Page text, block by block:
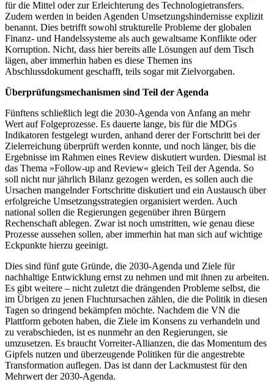
für die Mittel oder zur Erleichterung des Technologietransfers.
Zudem werden in beiden Agenden Umsetzungshindernisse explizit
benannt. Dies betrifft sowohl strukturelle Probleme der globalen
Finanz- und Handelssysteme als auch gewaltsame Konflikte oder
Korruption. Nicht, dass hier bereits alle Lösungen auf dem Tisch
lägen, aber immerhin haben es diese Themen ins
Abschlussdokument geschafft, teils sogar mit Zielvorgaben.
Überprüfungsmechanismen sind Teil der Agenda
Fünftens schließlich legt die 2030-Agenda von Anfang an mehr
Wert auf Folgeprozesse. Es dauerte lange, bis für die MDGs
Indikatoren festgelegt wurden, anhand derer der Fortschritt bei der
Zielerreichung überprüft werden konnte, und noch länger, bis die
Ergebnisse im Rahmen eines Review diskutiert wurden. Diesmal ist
das Thema »Follow-up and Review« gleich Teil der Agenda. So
soll nicht nur jährlich Bilanz gezogen werden, es sollen auch die
Ursachen mangelnder Fortschritte diskutiert und ein Austausch über
erfolgreiche Umsetzungsstrategien organisiert werden. Auch
national sollen die Regierungen gegenüber ihren Bürgern
Rechenschaft ablegen. Zwar ist noch umstritten, wie genau diese
Prozesse aussehen sollen, aber immerhin hat man sich auf wichtige
Eckpunkte hierzu geeinigt.
Dies sind fünf gute Gründe, die 2030-Agenda und Ziele für
nachhaltige Entwicklung ernst zu nehmen und mit ihnen zu arbeiten.
Es gibt weitere – nicht zuletzt die drängenden Probleme selbst, die
im Übrigen zu jenen Fluchtursachen zählen, die die Politik in diesen
Tagen so dringend bekämpfen möchte. Nachdem die VN die
Plattform geboten haben, die Ziele im Konsens zu verhandeln und
zu verabschieden, ist es nunmehr an den Regierungen, sie
umzusetzen. Es braucht Vorreiter-Allianzen, die das Momentum des
Gipfels nutzen und überzeugende Politiken für die angestrebte
Transformation auflegen. Das ist dann der Lackmustest für den
Mehrwert der 2030-Agenda.